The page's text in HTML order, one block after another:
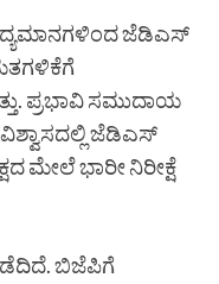
ಜೆಡಿಎಸ್
ಪ್ರಭಾವಿ ಸಮುದಾಯ
ಜೆಡಿಎಸ್
ಮೇಲೆ ಭಾರೀ ನಿರೀಕ್ಷೆ
ಬಿಜೆಪಿಗೆ